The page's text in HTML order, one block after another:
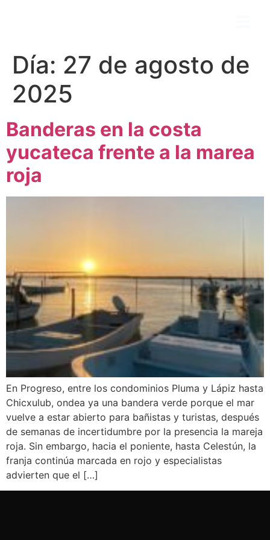
Día: 27 de agosto de
2025
Banderas en la costa
yucateca frente a la marea
roja
En Progreso, entre los condominios Pluma y Lápiz hasta
Chicxulub, ondea ya una bandera verde porque el mar
vuelve a estar abierto para bañistas y turistas, después
de semanas de incertidumbre por la presencia la mareja
roja. Sin embargo, hacia el poniente, hasta Celestún, la
franja continúa marcada en rojo y especialistas
advierten que el […]